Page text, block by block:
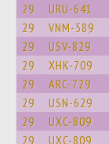
29 URU-641
29 VNM-589
29 USV-829
29 XHK-709
29 ARC-729
29 USN-629
29 UXC-809
29 UXC-809